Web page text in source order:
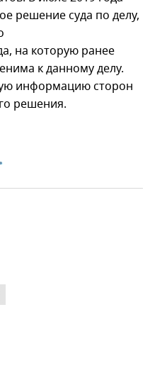
решение суда по делу,
на которую ранее
к данному делу.
информацию сторон
решения.